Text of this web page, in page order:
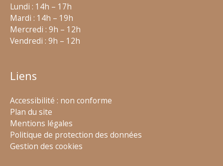
Lundi : 14h – 17h
Mardi : 14h – 19h
Mercredi : 9h – 12h
Vendredi : 9h – 12h
Liens
Accessibilité : non conforme
Plan du site
Mentions légales
Politique de protection des données
Gestion des cookies